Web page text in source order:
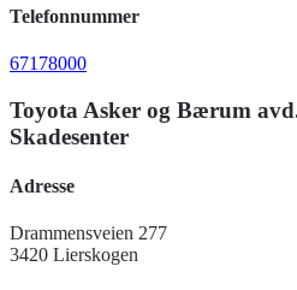
Telefonnummer
67178000
Toyota Asker og Bærum
Skadesenter
Adresse
Drammensveien 277
3420 Lierskogen